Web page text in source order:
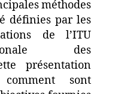
méthodes
définies par les
de l’ITU
des
présentation
sont